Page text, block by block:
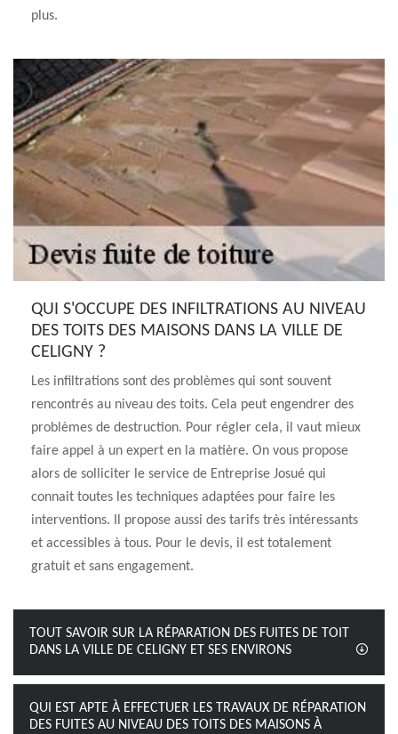
plus.
QUI S'OCCUPE DES INFILTRATIONS AU NIVEAU
DES TOITS DES MAISONS DANS LA VILLE DE
CELIGNY ?
Les infiltrations sont des problèmes qui sont souvent
rencontrés au niveau des toits. Cela peut engendrer des
problèmes de destruction. Pour régler cela, il vaut mieux
faire appel à un expert en la matière. On vous propose
alors de solliciter le service de Entreprise Josué qui
connait toutes les techniques adaptées pour faire les
interventions. Il propose aussi des tarifs très intéressants
et accessibles à tous. Pour le devis, il est totalement
gratuit et sans engagement.
TOUT SAVOIR SUR LA RÉPARATION DES FUITES DE TOIT
DANS LA VILLE DE CELIGNY ET SES ENVIRONS
QUI EST APTE À EFFECTUER LES TRAVAUX DE RÉPARATION
DES FUITES AU NIVEAU DES TOITS DES MAISONS À